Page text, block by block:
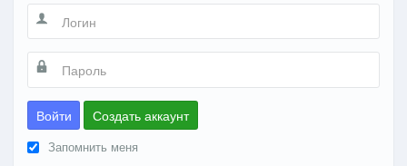
Войти Создать аккаунт
Запомнить меня